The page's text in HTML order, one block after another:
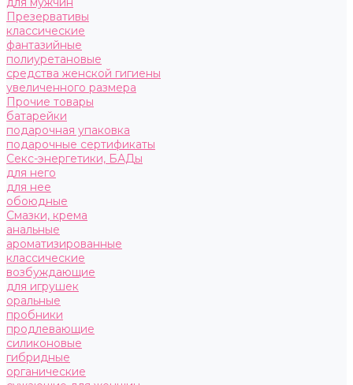
Презервативы
классические
фантазийные
полиуретановые
средства женской гигиены
увеличенного размера
Прочие товары
батарейки
подарочная упаковка
подарочные сертификаты
Секс-энергетики, БАДы
для него
для нее
обоюдные
Смазки, крема
анальные
ароматизированные
классические
возбуждающие
для игрушек
оральные
пробники
продлевающие
силиконовые
гибридные
органические